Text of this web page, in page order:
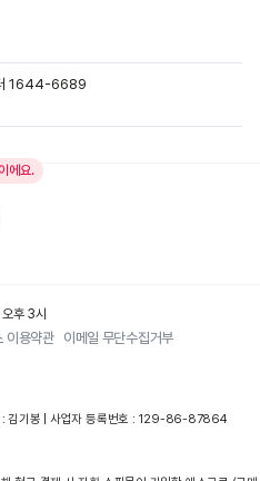
1644-6689
에요.
후 3시
이용약관 이메일 무단수집거부
: 김기봉 | 사업자 등록번호 : 129-86-87864